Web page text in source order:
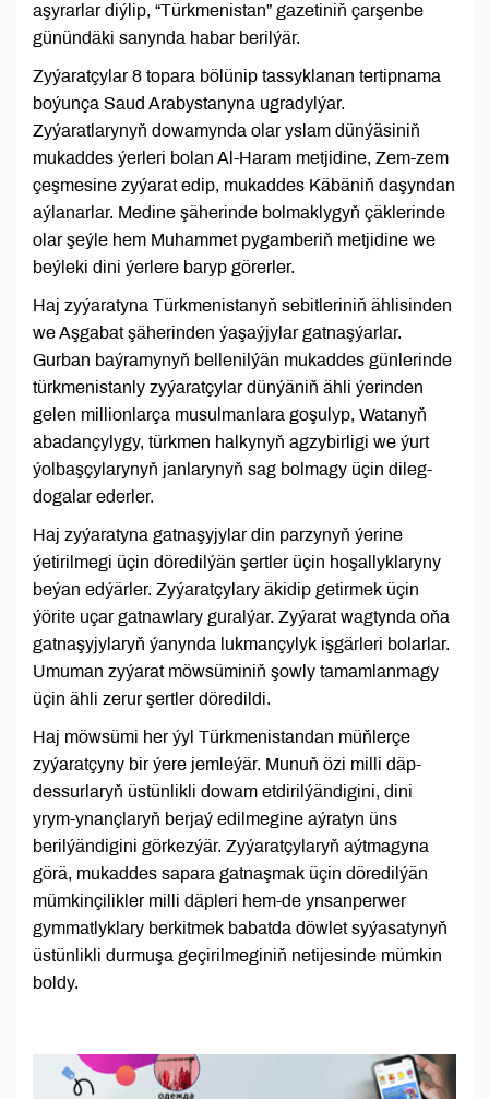
aşyrarlar diýlip, “Türkmenistan” gazetiniň çarşenbe
günündäki sanynda habar berilýär.
Zyýaratçylar 8 topara bölünip tassyklanan tertipnama
boýunça Saud Arabystanyna ugradylýar.
Zyýaratlarynyň dowamynda olar yslam dünýäsiniň
mukaddes ýerleri bolan Al-Haram metjidine, Zem-zem
çeşmesine zyýarat edip, mukaddes Käbäniň daşyndan
aýlanarlar. Medine şäherinde bolmaklygyň çäklerinde
olar şeýle hem Muhammet pygamberiň metjidine we
beýleki dini ýerlere baryp görerler.
Haj zyýaratyna Türkmenistanyň sebitleriniň ählisinden
we Aşgabat şäherinden ýaşaýjylar gatnaşýarlar.
Gurban baýramynyň bellenilýän mukaddes günlerinde
türkmenistanly zyýaratçylar dünýäniň ähli ýerinden
gelen millionlarça musulmanlara goşulyp, Watanyň
abadançylygy, türkmen halkynyň agzybirligi we ýurt
ýolbaşçylarynyň janlarynyň sag bolmagy üçin dileg-
dogalar ederler.
Haj zyýaratyna gatnaşyjylar din parzynyň ýerine
ýetirilmegi üçin döredilýän şertler üçin hoşallyklaryny
beýan edýärler. Zyýaratçylary äkidip getirmek üçin
ýörite uçar gatnawlary guralýar. Zyýarat wagtynda oňa
gatnaşyjylaryň ýanynda lukmançylyk işgärleri bolarlar.
Umuman zyýarat möwsüminiň şowly tamamlanmagy
üçin ähli zerur şertler döredildi.
Haj möwsümi her ýyl Türkmenistandan müňlerçe
zyýaratçyny bir ýere jemleýär. Munuň özi milli däp-
dessurlaryň üstünlikli dowam etdirilýändigini, dini
yrym-ynançlaryň berjaý edilmegine aýratyn üns
berilýändigini görkezýär. Zyýaratçylaryň aýtmagyna
görä, mukaddes sapara gatnaşmak üçin döredilýän
mümkinçilikler milli däpleri hem-de ynsanperwer
gymmatlyklary berkitmek babatda döwlet syýasatynyň
üstünlikli durmuşa geçirilmeginiň netijesinde mümkin
boldy.